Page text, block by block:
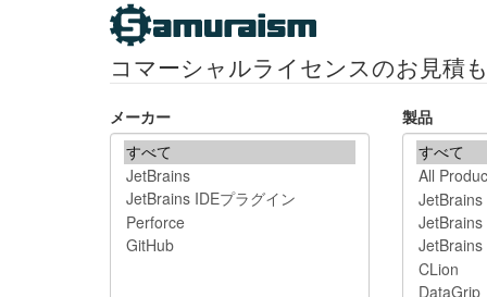
コマーシャルライセンスのお見積
メーカー 製品